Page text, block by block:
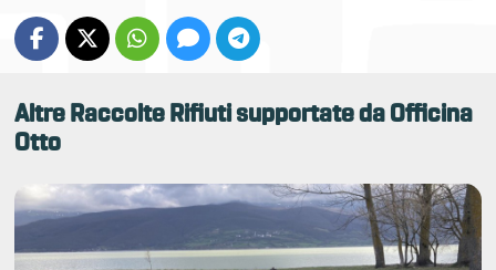
Altre Raccolte Rifiuti supportate da Officina
Otto